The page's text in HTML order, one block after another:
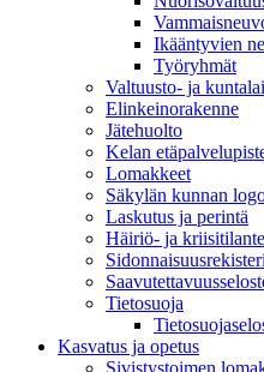
Ikääntyvien
Työryhmät
Valtuusto- ja
Elinkeinorakenne
Jätehuolto
Kelan
Lomakkeet
Säkylän kunnan
Laskutus ja perintä
Häiriö- ja
Sidonnaisuusrekisteri
Tietosuoja
Kasvatus ja opetus
Sivistystoimen